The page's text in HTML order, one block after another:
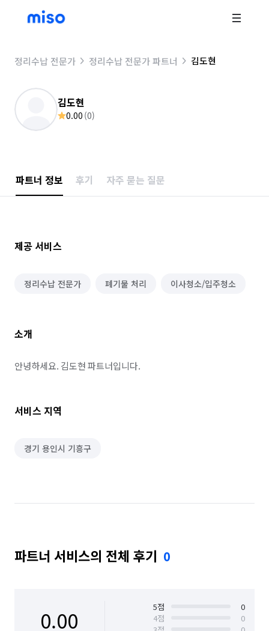
정리수납 전문가 정리수납 전문가 파트너 김도현
김도현
0.00 (0)
파트너 정보 후기 자주 묻는 질문
제공 서비스
정리수납 전문가 폐기물 처리 이사청소/입주청소
소개
안녕하세요. 김도현 파트너입니다.
서비스 지역
경기 용인시 기흥구
파트너 서비스의 전체 후기 0
0.00 5점
0
4점
0